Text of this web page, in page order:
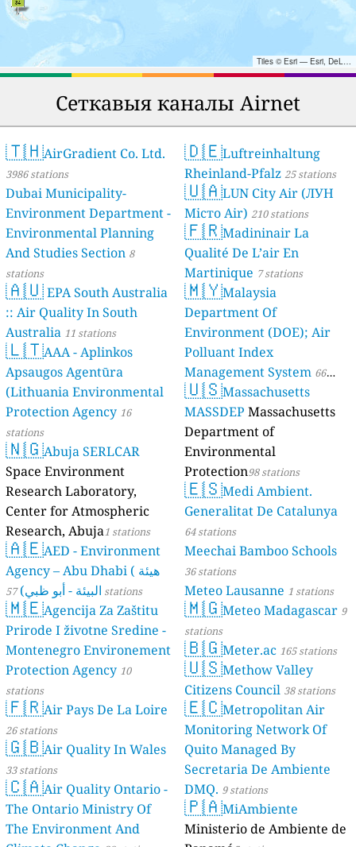
Сеткавыя каналы Airnet
🇹🇭AirGradient Co. Ltd.
3986 stations
Dubai Municipality-
Environment Department -
Environmental Planning
And Studies Section 8
stations
🇦🇺EPA South Australia
:: Air Quality In South
Australia 11 stations
🇱🇹AAA - Aplinkos
Apsaugos Agentūra
(Lithuania Environmental
Protection Agency 16
stations
🇳🇬Abuja SERLCAR
Space Environment
Research Laboratory,
Center for Atmospheric
Research, Abuja1 stations
🇦🇪AED - Environment
Agency – Abu Dhabi ( هيئة
البيئة - أبو ظبي) 57 stations
🇲🇪Agencija Za Zaštitu
Prirode I životne Sredine -
Montenegro Environement
Protection Agency 10
stations
🇫🇷Air Pays De La Loire
26 stations
🇬🇧Air Quality In Wales
33 stations
🇨🇦Air Quality Ontario -
The Ontario Ministry Of
The Environment And
🇩🇪Luftreinhaltung
Rheinland-Pfalz 25 stations
🇺🇦LUN City Air (ЛУН
Місто Air) 210 stations
🇫🇷Madininair La
Qualité De L’air En
Martinique 7 stations
🇲🇾Malaysia
Department Of
Environment (DOE); Air
Polluant Index
Management System 66
stations
🇺🇸Massachusetts
MASSDEP Massachusetts
Department of
Environmental
Protection98 stations
🇪🇸Medi Ambient.
Generalitat De Catalunya
64 stations
Meechai Bamboo Schools
36 stations
Meteo Lausanne 1 stations
🇲🇬Meteo Madagascar 9
stations
🇧🇬Meter.ac 165 stations
🇺🇸Methow Valley
Citizens Council 38 stations
🇪🇨Metropolitan Air
Monitoring Network Of
Quito Managed By
Secretaria De Ambiente
DMQ. 9 stations
🇵🇦MiAmbiente
Ministerio de Ambiente de